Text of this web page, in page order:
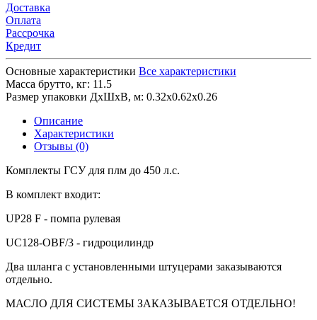
Доставка
Оплата
Рассрочка
Кредит
Основные характеристики Все характеристики
Масса брутто, кг: 11.5
Размер упаковки ДхШхВ, м: 0.32x0.62x0.26
Описание
Характеристики
Отзывы (0)
Комплекты ГСУ для плм до 450 л.с.
В комплект входит:
UP28 F - помпа рулевая
UC128-OBF/3 - гидроцилиндр
Два шланга с установленными штуцерами заказываются
отдельно.
МАСЛО ДЛЯ СИСТЕМЫ ЗАКАЗЫВАЕТСЯ ОТДЕЛЬНО!